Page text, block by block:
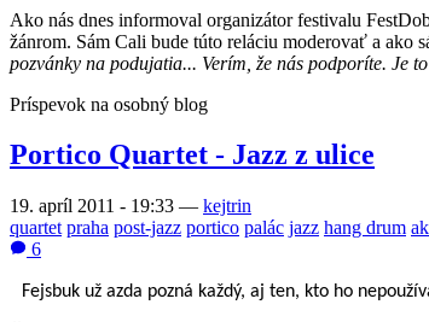
Ako nás dnes informoval organizátor festivalu
žánrom. Sám Cali bude túto reláciu moderovať a ako
pozvánky na podujatia... Verím, že nás podporíte. Je
Príspevok na osobný blog
Portico Quartet - Jazz z ulice
19. apríl 2011 - 19:33 — kejtrin
quartet praha post-jazz portico palác jazz hang drum
6
Fejsbuk už azda pozná každý, aj ten, kto ho nepouž